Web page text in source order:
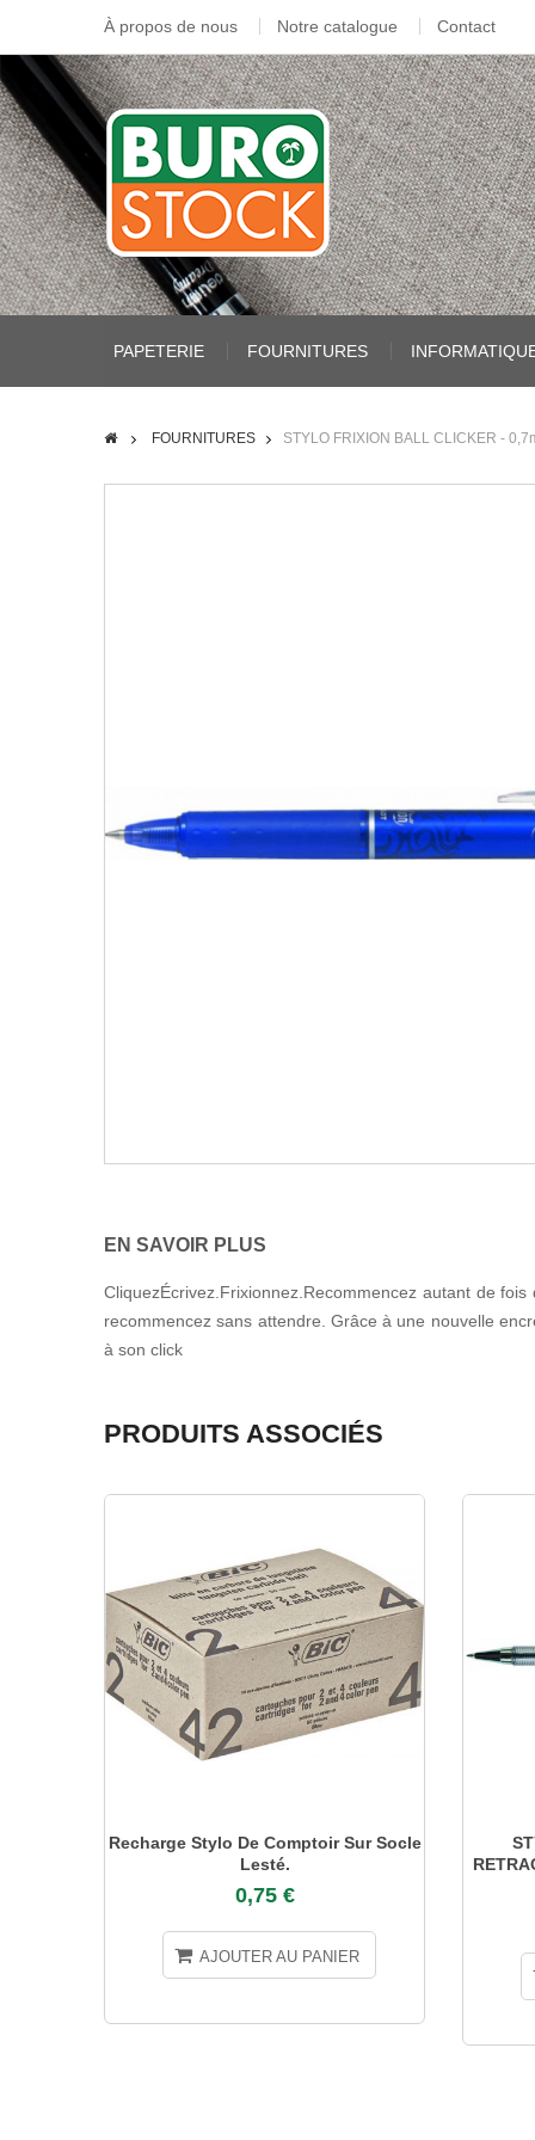
À propos de nous Notre catalogue Contact
PAPETERIE FOURNITURES
FOURNITURES STYLO FRIXION BALL CLICKER -
EN SAVOIR PLUS
CliquezÉcrivez.Frixionnez.Recommencez autant de
recommencez sans attendre. Grâce à une nouvelle
à son click
PRODUITS ASSOCIÉS
Recharge Stylo De Comptoir Sur Socle
Lesté.
0,75 €
AJOUTER AU PANIER